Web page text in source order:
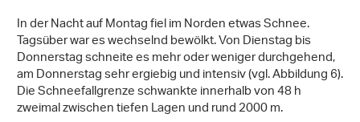
In der Nacht auf Montag fiel im Norden etwas Schnee.
Tagsüber war es wechselnd bewölkt. Von Dienstag bis
Donnerstag schneite es mehr oder weniger durchgehend,
am Donnerstag sehr ergiebig und intensiv (vgl. Abbildung 6).
Die Schneefallgrenze schwankte innerhalb von 48 h
zweimal zwischen tiefen Lagen und rund 2000 m.